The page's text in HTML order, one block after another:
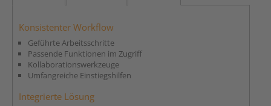
Konsistenter Workflow
Geführte Arbeitsschritte
Passende Funktionen im Zugriff
Kollaborationswerkzeuge
Umfangreiche Einstiegshilfen
Integrierte Lösung